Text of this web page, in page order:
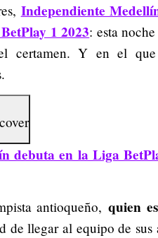
Independiente
1 2023: esta
certamen. Y en el
debuta en la Liga
antioqueño,quien
de llegar al equipo de